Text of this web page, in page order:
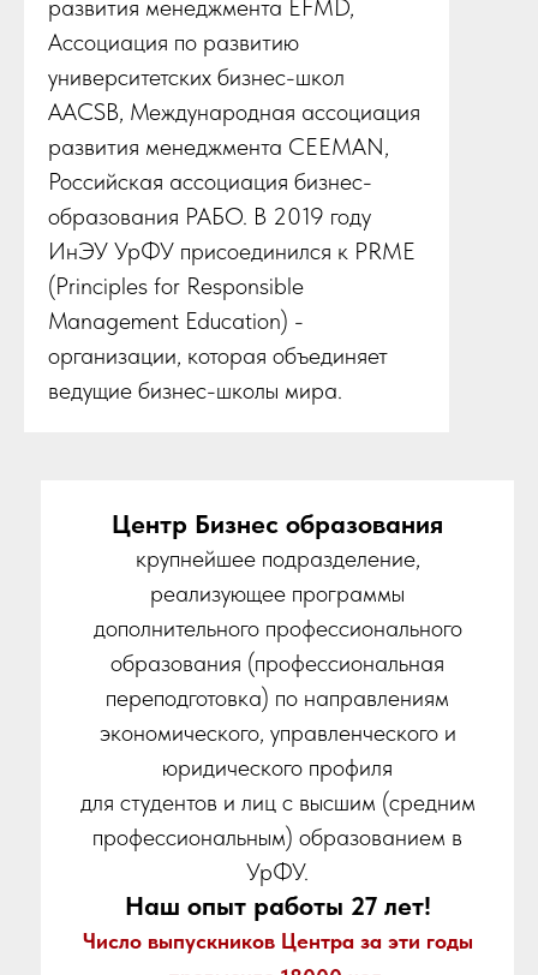
развития менеджмента EFMD,
Ассоциация по развитию
университетских бизнес-школ
AACSB, Международная ассоциация
развития менеджмента CEEMAN,
Российская ассоциация бизнес-
образования РАБО. В 2019 году
ИнЭУ УрФУ присоединился к PRME
(Principles for Responsible
Management Education) -
организации, которая объединяет
ведущие бизнес-школы мира.
Центр Бизнес образования
крупнейшее подразделение,
реализующее программы
дополнительного профессионального
образования (профессиональная
переподготовка) по направлениям
экономического, управленческого и
юридического профиля
для студентов и лиц с высшим (средним
профессиональным) образованием в
УрФУ.
Наш опыт работы 27 лет!
Число выпускников Центра за эти годы